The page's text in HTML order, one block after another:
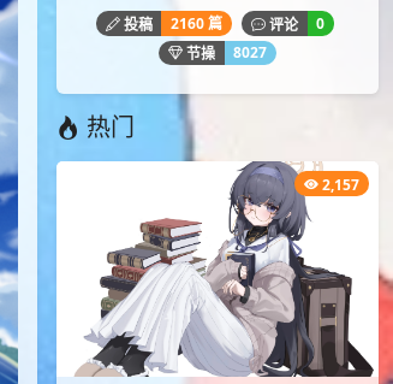
投稿 2160 篇 评论
0
节操
8027
热门
2,157